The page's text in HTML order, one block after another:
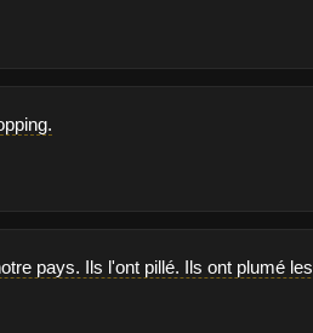
pays. Ils l'ont pillé. Ils ont plumé